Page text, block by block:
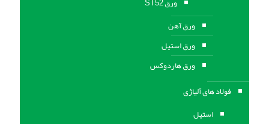
ورق آهن
ورق استيل
ورق هاردوکس
فولاد های آلیاژی
استیل